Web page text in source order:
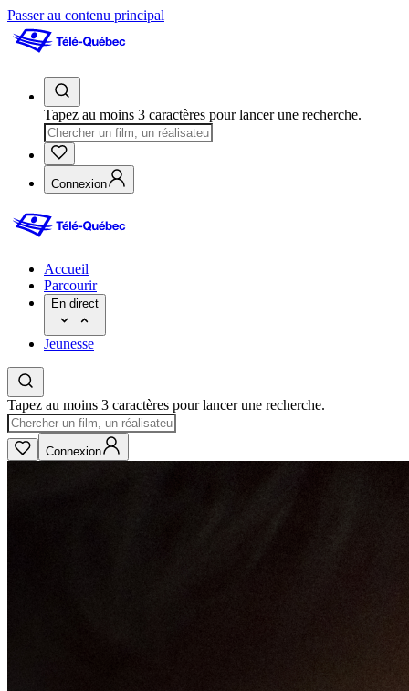
Passer au contenu principal
Tapez au moins 3 caractères pour lancer une recherche.
Connexion
Accueil
Parcourir
En direct
Jeunesse
Tapez au moins 3 caractères pour lancer une recherche.
Connexion